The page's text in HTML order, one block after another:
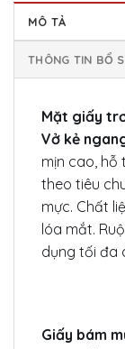
MÔ TẢ
THÔNG TIN BỔ
Mặt giấy
Vở kẻ
mịn cao, hỗ
theo tiêu
mực. Chất
lóa mắt.
dụng tối đa
Giấy bám